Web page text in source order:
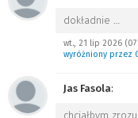
dokładnie
wt., 21 lip 2026
wyróżniony przez
Jas Fasola:
chciałbym